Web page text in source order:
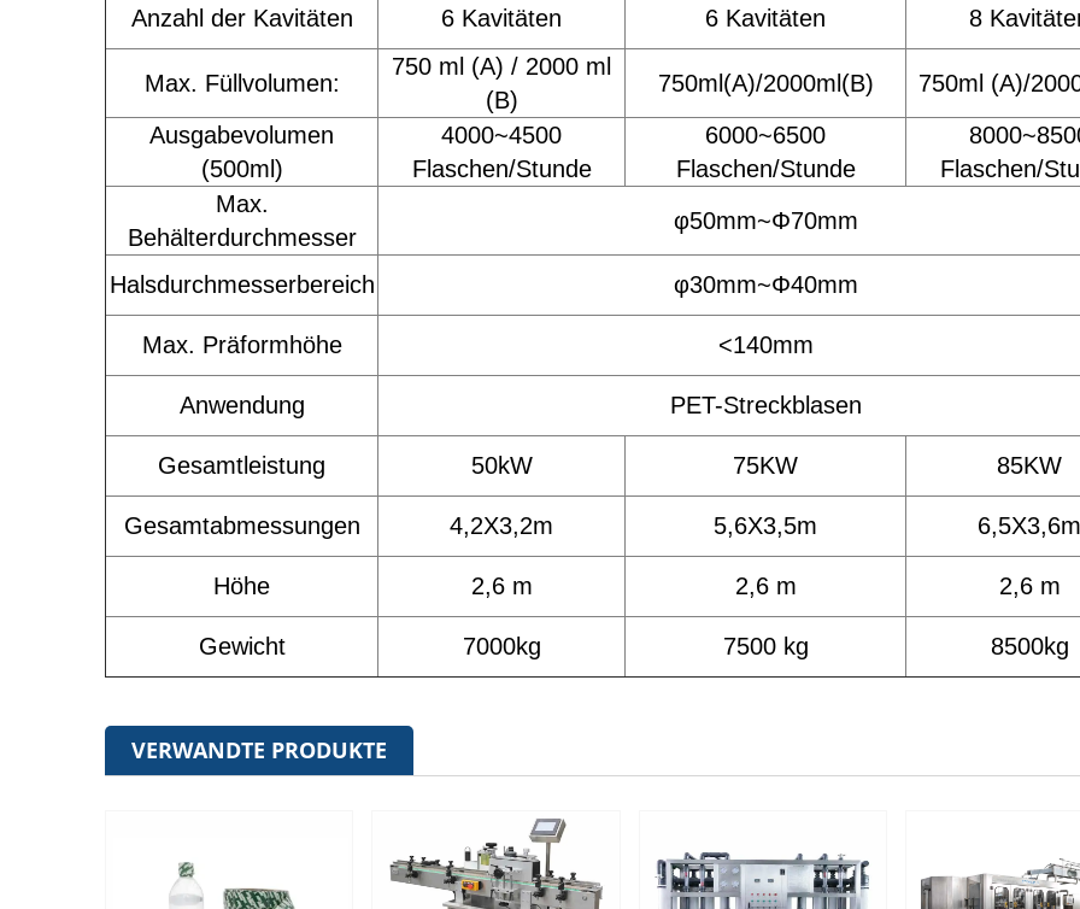
Anzahl der Kavitäten 6 Kavitäten 6 Kavitäten 8
Max. Füllvolumen:
750 ml (A) / 2000 ml
(B)
750ml(A)/2000ml(B)
750ml (A)/
Ausgabevolumen
(500ml)
4000~4500
Flaschen/Stunde
6000~6500
Flaschen/Stunde
Flaschen/
Max.
Behälterdurchmesser
φ50mm~Φ70mm
Halsdurchmesserbereich φ30mm~Φ40mm
Max. Präformhöhe <140mm
Anwendung PET-Streckblasen
Gesamtleistung 50kW 75KW 85KW
Gesamtabmessungen 4,2X3,2m 5,6X3,5m 6,5X3,6m
Höhe 2,6 m 2,6 m 2,6 m
Gewicht 7000kg 7500 kg 8500kg
VERWANDTE PRODUKTE